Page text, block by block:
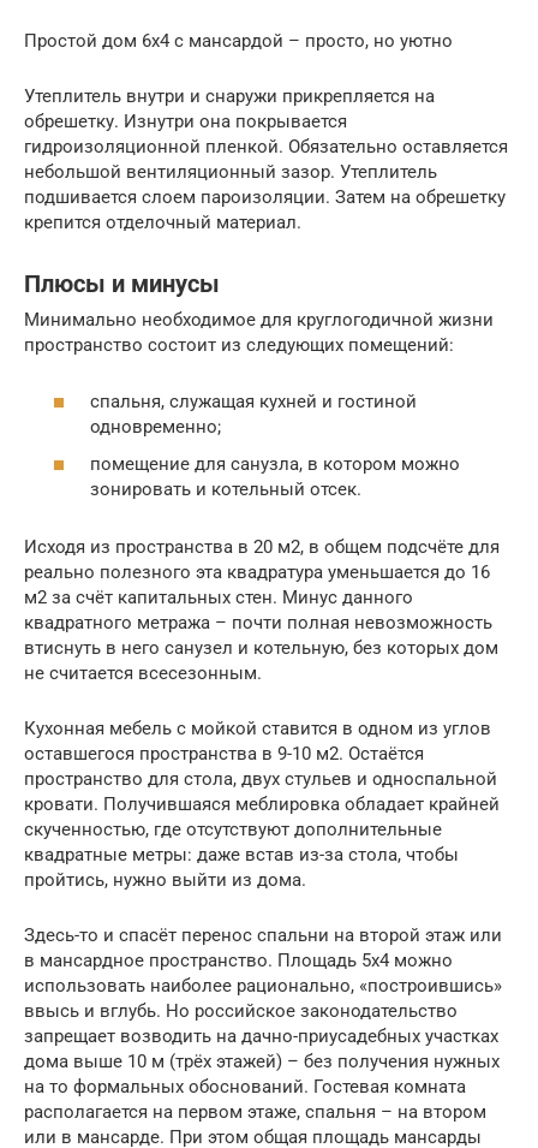
Простой дом 6х4 с мансардой – просто, но уютно
Утеплитель внутри и снаружи прикрепляется на
обрешетку. Изнутри она покрывается
гидроизоляционной пленкой. Обязательно оставляется
небольшой вентиляционный зазор. Утеплитель
подшивается слоем пароизоляции. Затем на обрешетку
крепится отделочный материал.
Плюсы и минусы
Минимально необходимое для круглогодичной жизни
пространство состоит из следующих помещений:
спальня, служащая кухней и гостиной
одновременно;
помещение для санузла, в котором можно
зонировать и котельный отсек.
Исходя из пространства в 20 м2, в общем подсчёте для
реально полезного эта квадратура уменьшается до 16
м2 за счёт капитальных стен. Минус данного
квадратного метража – почти полная невозможность
втиснуть в него санузел и котельную, без которых дом
не считается всесезонным.
Кухонная мебель с мойкой ставится в одном из углов
оставшегося пространства в 9-10 м2. Остаётся
пространство для стола, двух стульев и односпальной
кровати. Получившаяся меблировка обладает крайней
скученностью, где отсутствуют дополнительные
квадратные метры: даже встав из-за стола, чтобы
пройтись, нужно выйти из дома.
Здесь-то и спасёт перенос спальни на второй этаж или
в мансардное пространство. Площадь 5х4 можно
использовать наиболее рационально, «построившись»
ввысь и вглубь. Но российское законодательство
запрещает возводить на дачно-приусадебных участках
дома выше 10 м (трёх этажей) – без получения нужных
на то формальных обоснований. Гостевая комната
располагается на первом этаже, спальня – на втором
или в мансарде. При этом общая площадь мансарды